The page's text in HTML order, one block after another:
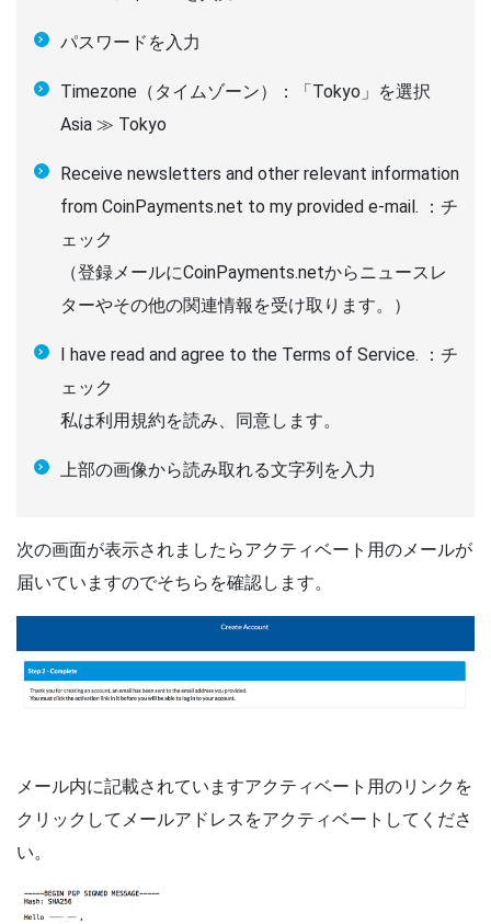
パスワードを入力
Timezone（タイムゾーン）：「Tokyo」を選択
Asia ≫ Tokyo
Receive newsletters and other relevant information
from CoinPayments.net to my provided e-mail. ：チ
ェック
（登録メールにCoinPayments.netからニュースレ
ターやその他の関連情報を受け取ります。）
I have read and agree to the Terms of Service. ：チ
ェック
私は利用規約を読み、同意します。
上部の画像から読み取れる文字列を入力
次の画面が表示されましたらアクティベート用のメールが
届いていますのでそちらを確認します。
メール内に記載されていますアクティベート用のリンクを
クリックしてメールアドレスをアクティベートしてくださ
い。